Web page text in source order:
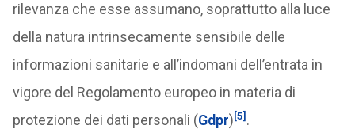
rilevanza che esse assumano, soprattutto alla luce
della natura intrinsecamente sensibile delle
informazioni sanitarie e all’indomani dell’entrata in
vigore del Regolamento europeo in materia di
protezione dei dati personali (Gdpr)[5] .